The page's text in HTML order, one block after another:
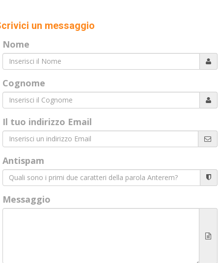
un messaggio
Nome
Cognome
Il tuo indirizzo Email
Antispam
Messaggio